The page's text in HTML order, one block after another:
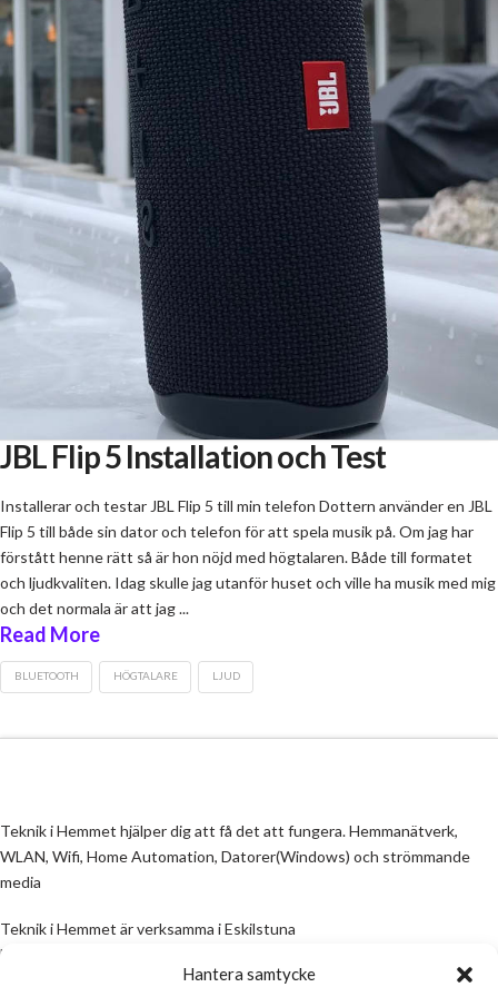
Hantera samtycke
JBL Flip 5 Installation och Test
Installerar och testar JBL Flip 5 till min telefon Dottern använder en JBL
Flip 5 till både sin dator och telefon för att spela musik på. Om jag har
förstått henne rätt så är hon nöjd med högtalaren. Både till formatet
och ljudkvaliten. Idag skulle jag utanför huset och ville ha musik med mig
och det normala är att jag ...
Read More
BLUETOOTH HÖGTALARE LJUD
Teknik i Hemmet hjälper dig att få det att fungera. Hemmanätverk,
WLAN, Wifi, Home Automation, Datorer(Windows) och strömmande
media
Teknik i Hemmet är verksamma i Eskilstuna
Email: